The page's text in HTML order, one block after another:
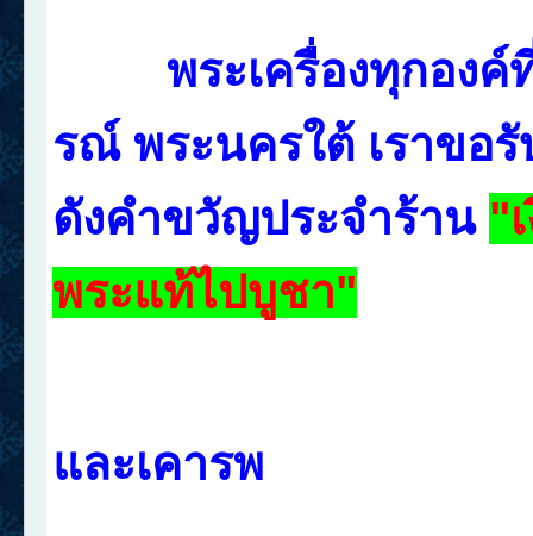
พระเครื่องทุกอง
รณ์ พระนครใต้ เราข
ดังคำขวัญประจำร้าน "
พระแท้ไปบูชา"
และเคารพ